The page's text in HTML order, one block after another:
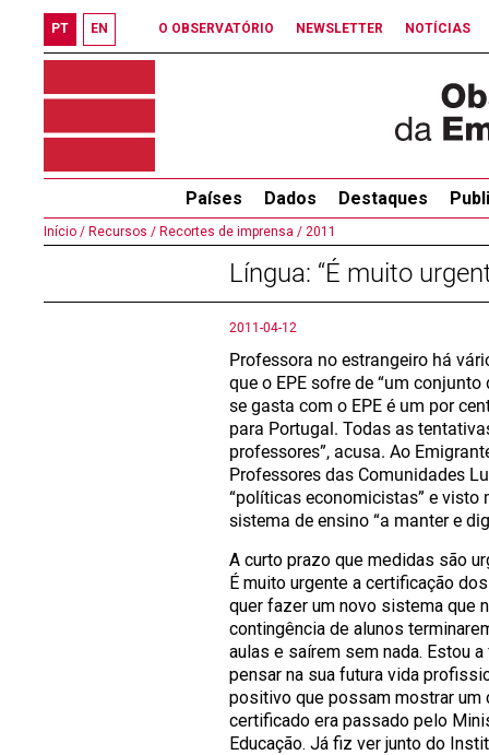
PT EN O OBSERVATÓRIO NEWSLETTER NOTÍCIAS
Países Dados Destaques
Início / Recursos / Recortes de imprensa / 2011
Língua: “É muito
2011-04-12
Professora no estrangeiro há
que o EPE sofre de “um
se gasta com o EPE é um por
para Portugal. Todas as
professores”, acusa. Ao
Professores das Comunidades
“políticas economicistas” e visto
sistema de ensino “a manter e
A curto prazo que medidas são
É muito urgente a certificação
quer fazer um novo sistema que
contingência de alunos
aulas e saírem sem nada. Estou
pensar na sua futura vida
positivo que possam mostrar um
certificado era passado pelo
Educação. Já fiz ver junto do